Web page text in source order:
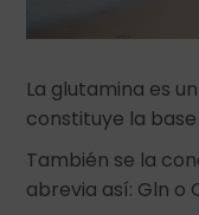
La glutamina es
constituye la
También se la
abrevia así: Gln o